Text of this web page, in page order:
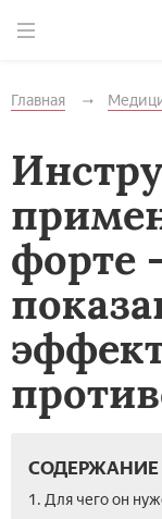
Главная
форте
СОДЕРЖАНИЕ
1. Для чего он